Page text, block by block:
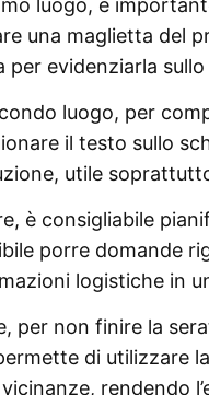
una maglietta del
per evidenziarla
luogo, per
il testo sullo
utile
è consigliabile
porre domande
logistiche in
per non finire la
di utilizzare
rendendo